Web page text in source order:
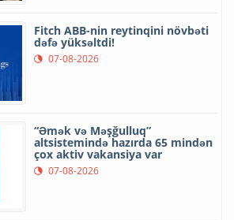
Fitch ABB-nin reytinqini növbəti
dəfə yüksəltdi!
07-08-2026
“Əmək və Məşğulluq”
altsistemində hazırda 65 mindən
çox aktiv vakansiya var
07-08-2026